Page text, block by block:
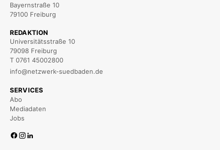
Bayernstraße 10
79100 Freiburg
REDAKTION
Universitätsstraße 10
79098 Freiburg
T 0761 45002800
info@netzwerk-suedbaden.de
SERVICES
Abo
Mediadaten
Jobs